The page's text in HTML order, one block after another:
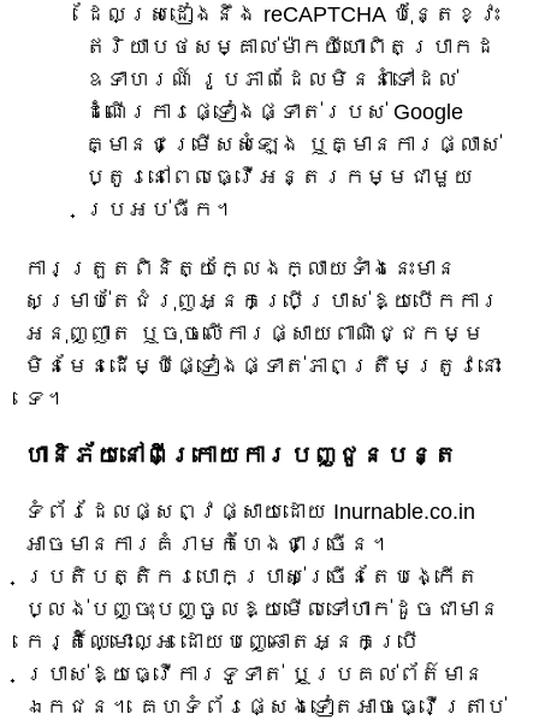
ដែលស្រដៀងនឹង reCAPTCHA ប៉ុន្តែខ្វះ
ឥរិយាបថសម្គាល់ម៉ាកយីហោពិតប្រាកដ
ឧទាហរណ៍ រូបភាពដែលមិននាំទៅដល់
ដំណើរការផ្ទៀងផ្ទាត់របស់ Google
គ្មានជម្រើសសំឡេង ឬគ្មានការផ្លាស់
ប្តូរនៅពេលធ្វើអន្តរកម្មជាមួយ
ប្រអប់ធីក។
ការត្រួតពិនិត្យក្លែងក្លាយទាំងនេះមាន
សម្រាប់តែជំរុញអ្នកប្រើប្រាស់ឱ្យបើកការ
អនុញ្ញាត ឬចុចលើការផ្សាយពាណិជ្ជកម្ម
មិនមែនដើម្បីផ្ទៀងផ្ទាត់ភាពត្រឹមត្រូវនោះ
ទេ។
ហានិភ័យនៅពីក្រោយការបញ្ជូនបន្ត
ទំព័រដែលផ្សព្វផ្សាយដោយ Inurnable.co.in
អាចមានការគំរាមកំហែងជាច្រើន។
ប្រតិបត្តិករបោកប្រាស់ច្រើនតែបង្កើត
ប្លង់បញ្ចុះបញ្ចូលឱ្យមើលទៅហាក់ដូចជាមាន
កេរ្តិ៍ឈ្មោះល្អ ដោយបញ្ឆោតអ្នកប្រើ
ប្រាស់ឱ្យធ្វើការទូទាត់ ឬប្រគល់ព័ត៌មាន
ឯកជន។ គេហទំព័រផ្សេងទៀតអាចធ្វើត្រាប់